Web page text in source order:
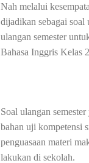
Nah melalui
dijadikan sebagai soal
ulangan semester
Bahasa Inggris Kelas
Soal ulangan
bahan uji kompetensi
penguasaan materi
lakukan di sekolah.